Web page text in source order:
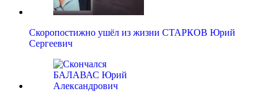
Скоропостижно ушёл из жизни СТАРКОВ Юрий
Сергеевич